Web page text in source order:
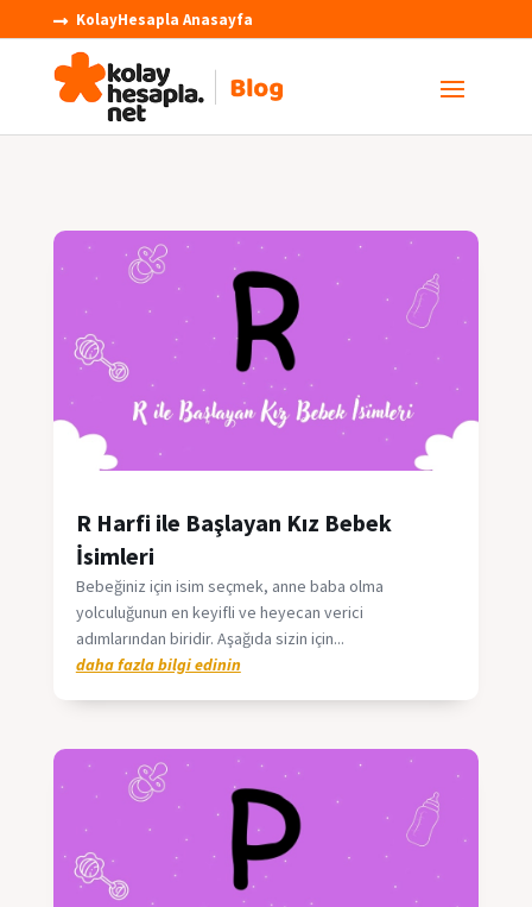
 KolayHesapla Anasayfa
R Harfi ile Başlayan Kız Bebek
İsimleri
Bebeğiniz için isim seçmek, anne baba olma
yolculuğunun en keyifli ve heyecan verici
adımlarından biridir. Aşağıda sizin için...
daha fazla bilgi edinin